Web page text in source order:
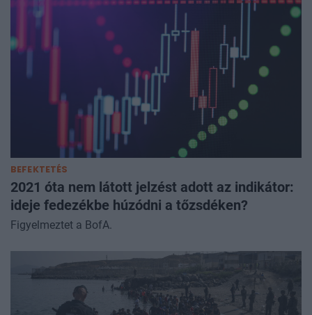
BEFEKTETÉS
2021 óta nem látott jelzést adott az indikátor:
ideje fedezékbe húzódni a tőzsdéken?
Figyelmeztet a BofA.